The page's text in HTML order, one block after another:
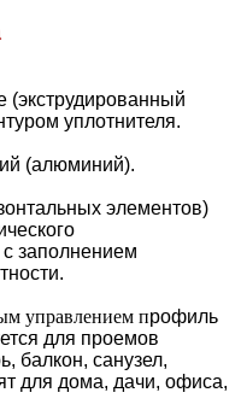
(экструдированный
уплотнителя.
(алюминий).
элементов)
заполнением
управлением профиль
для проемов
балкон, санузел,
для дома, дачи, офиса,